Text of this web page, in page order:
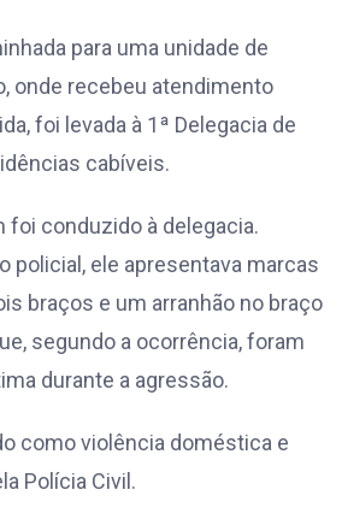
para uma unidade de
onde recebeu atendimento
foi levada à 1ª Delegacia de
cabíveis.
foi conduzido à delegacia.
policial, ele apresentava marcas
braços e um arranhão no braço
segundo a ocorrência, foram
durante a agressão.
como violência doméstica e
Polícia Civil.